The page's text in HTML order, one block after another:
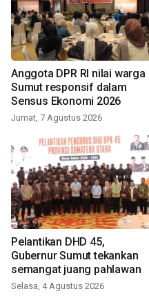
Anggota DPR RI nilai warga
Sumut responsif dalam
Sensus Ekonomi 2026
Jumat, 7 Agustus 2026
Pelantikan DHD 45,
Gubernur Sumut tekankan
semangat juang pahlawan
Selasa, 4 Agustus 2026